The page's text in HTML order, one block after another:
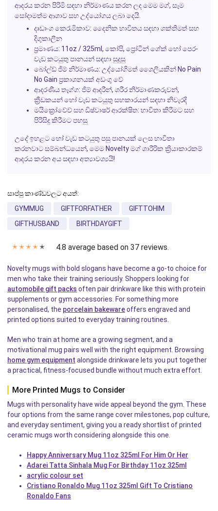
ආදරය කරන පිරිමි සඳහා නිර්මාණය කරන ලද මෙම මග්, සෑම
සෝදාමත්ම ආශාව සහ උද්යෝගය ලබා දෙයි.
දෘඩාංග කෙරැමිකාව: දෛනික භාවිතය සඳහා ශක්තිමත් සහ
දිගුකාලීන
ප්‍රමාණය: 11oz / 325ml, කෝපි, ප්‍රෝටීන් ශේක් හෝ පෙර-
වැඩ කටයුතු පානයන් සඳහා සුදුසු
බෝල්ඩ් ජිම් නිර්මාණය: උද්යෝගිමත් ශෛලියකින් No Pain
No Gain ප්‍රකාශනයක් අඩංගු වේ
ආදරණීය තෑග්ග: ජිම් ආදරීන්, ශරීර නිර්මාණකරුවන්,
ක්‍රීඩකයන් හෝ වැඩ කටයුතු සහකාරයන් සඳහා නිවැරදි
මයික්‍රෝවේව් සහ ඩිෂ්වාෂර් ආරක්ෂිත: භාවිතා කිරීමට සහ
පිරිසිදු කිරීමට පහසු
උදේ ඉහළට හෝ වැඩ කටයුතු පසු පානයක් ලෙස භාවිතා
කරනවාට සම්බන්ධයෙන්, මෙම Noveltyමග් ශාරීරික ක්‍රියාකාරකම්
ආදරය කරන අය සඳහා අත්‍යාවශ්‍යයි!
සාප්පු කාණ්ඩවලට අයත්:
GYMMUG
GIFTFORFATHER
GIFTTOHIM
GIFTHUSBAND
BIRTHDAYGIFT
✭ ✭ ✭ ✭ ✭ 4.8 average based on 37 reviews.
Novelty mugs with bold slogans have become a go-to choice for
men who take their training seriously. Shoppers looking for
automobile gift packs often pair drinkware like this with protein
supplements or gym accessories. For something more
personalised, the porcelain bakewareoffers engraved and
printed options suited to everyday training routines.
Men who train at home are a growing segment, and a
motivational mug pairs well with the right equipment. Browsing
home gym equipment alongside drinkware lets you put together
a practical, fitness-focused bundle without much extra effort.
More Printed Mugs to Consider
Mugs with personality have wide appeal beyond the gym. These
four options from the same range cover milestones, pop culture,
and everyday sentiment, giving you a ready shortlist of printed
ceramic mugs worth considering alongside this one.
Happy Anniversary Mug 11oz 325ml For Him Or Her
Adarei Tatta Sinhala Mug For Birthday 11oz 325ml
acrylic colour set
Cristiano Ronaldo Mug 11oz 325ml Gift To Cristiano
Ronaldo Fans